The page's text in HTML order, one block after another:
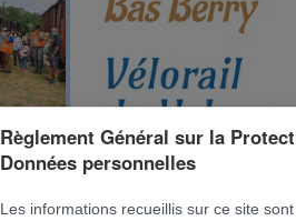
Règlement Général sur la
Données personnelles
Les informations recueillis sur ce site